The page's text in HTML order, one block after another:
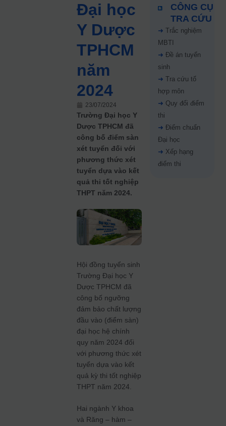
Đại học
Y Dược
TPHCM
năm
2024
23/07/2024
Trường Đại học Y
Dược TPHCM đã
công bố điểm sàn
xét tuyển đối với
phương thức xét
tuyển dựa vào kết
quả thi tốt nghiệp
THPT năm 2024.
Hội đồng tuyển sinh
Trường Đại học Y
Dược TPHCM đã
công bố ngưỡng
đảm bảo chất lượng
đầu vào (điểm sàn)
đại học hệ chính
quy năm 2024 đối
với phương thức xét
tuyển dựa vào kết
quả kỳ thi tốt nghiệp
THPT năm 2024.
Hai ngành Y khoa
và Răng – hàm –
67%
CÔNG CỤ
TRA CỨU
➜ Trắc nghiệm
MBTI
➜ Đề án tuyển
sinh
➜ Tra cứu tổ
hợp môn
➜ Quy đổi điểm
thi
➜ Điểm chuẩn
Đại học
➜ Xếp hạng
điểm thi